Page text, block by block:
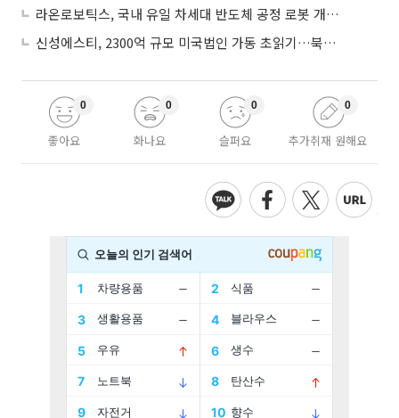
라온로보틱스, 국내 유일 차세대 반도체 공정 로봇 개발 ‘고객사 테스트 진행’
신성에스티, 2300억 규모 미국법인 가동 초읽기…북미 ESS 공략 본격화
좋아요
0
화나요
0
슬퍼요
0
추가취재 원해요
0